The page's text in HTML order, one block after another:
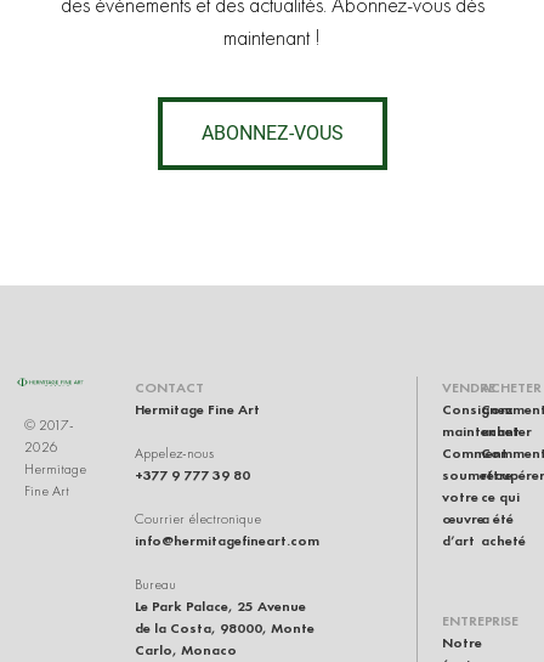
des événements et des actualités. Abonnez-vous dès
maintenant !
ABONNEZ-VOUS
© 2017-
2026
Hermitage
Fine Art
CONTACT
Hermitage Fine Art
Appelez-nous
+377 9 777 39 80
Courrier électronique
info@hermitagefineart.com
Bureau
Le Park Palace, 25 Avenue
de la Costa, 98000, Monte
Carlo, Monaco
VENDRE
Consignez
maintenant
Comment
soumettre
votre
œuvre
d’art
ACHETER
acheter
récupérer
ce qui
a été
acheté
ENTREPRISE
Notre